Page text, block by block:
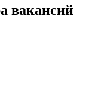
вакансий